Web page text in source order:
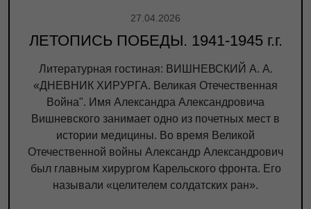
27.04.2026
ЛЕТОПИСЬ ПОБЕДЫ. 1941-1945 г.г.
Литературная гостиная: ВИШНЕВСКИЙ А. А.
«ДНЕВНИК ХИРУРГА. Великая Отечественная
Война". Имя Александра Александровича
Вишневского занимает одно из почетных мест в
истории медицины. Во время Великой
Отечественной войны Александр Александрович
был главным хирургом Карельского фронта. Его
называли «целителем солдатских ран».